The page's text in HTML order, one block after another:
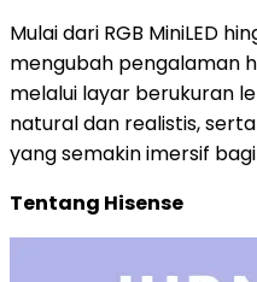
Mulai dari RGB MiniLED
mengubah pengalaman
melalui layar berukuran
natural dan realistis,
yang semakin imersif
Tentang Hisense